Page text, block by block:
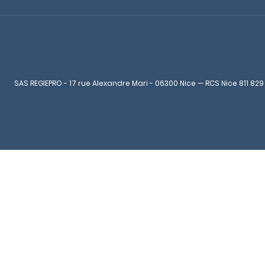
SAS REGIEPRO - 17 rue Alexandre Mari - 06300 Nice — RCS Nice 811